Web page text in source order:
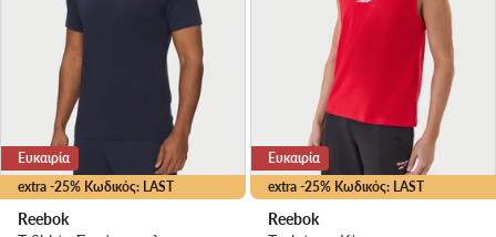
extra -25% Κωδικός: LAST
Ευκαιρία
Reebok
extra -25% Κωδικός: LAST
Ευκαιρία
Reebok